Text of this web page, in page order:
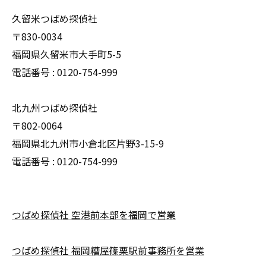
久留米つばめ探偵社
〒830-0034
福岡県久留米市大手町5-5
電話番号 : 0120-754-999
北九州つばめ探偵社
〒802-0064
福岡県北九州市小倉北区片野3-15-9
電話番号 : 0120-754-999
つばめ探偵社 空港前本部を福岡で営業
つばめ探偵社 福岡糟屋篠栗駅前事務所を営業